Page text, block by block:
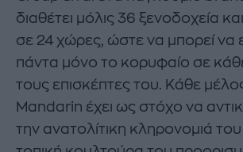
διαθέτει μόλις 36 ξενοδοχεία
σε 24 χώρες, ώστε να μπορεί να
πάντα μόνο το κορυφαίο σε
τους επισκέπτες του. Κάθε
Mandarin έχει ως στόχο να
την ανατολίτικη κληρονομιά